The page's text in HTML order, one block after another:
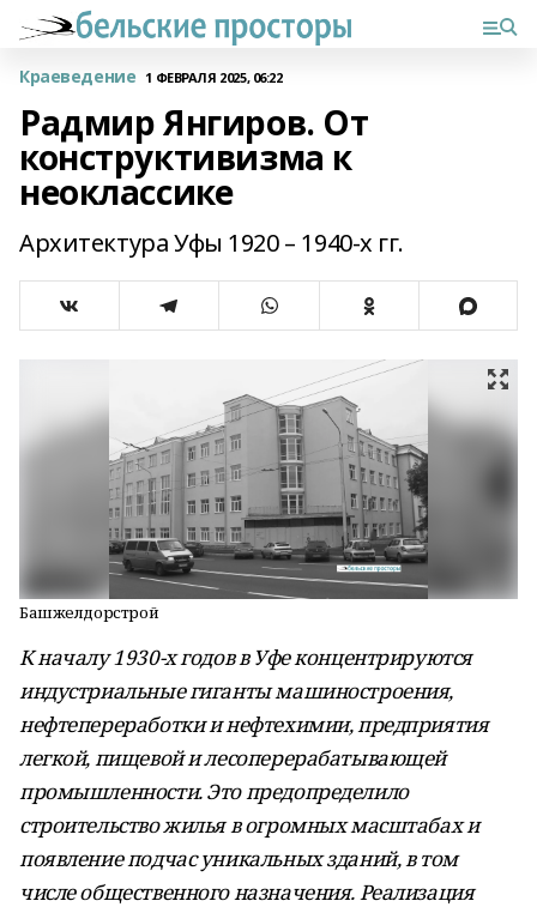
Краеведение 1 ФЕВРАЛЯ 2025, 06:22
Радмир Янгиров. От
конструктивизма к
неоклассике
Архитектура Уфы 1920 – 1940-х гг.
Башжелдорстрой
К началу 1930-х годов в Уфе концентрируются
индустриальные гиганты машиностроения,
нефтепереработки и нефтехимии, предприятия
легкой, пищевой и лесоперерабатывающей
промышленности. Это предопределило
строительство жилья в огромных масштабах и
появление подчас уникальных зданий, в том
числе общественного назначения. Реализация